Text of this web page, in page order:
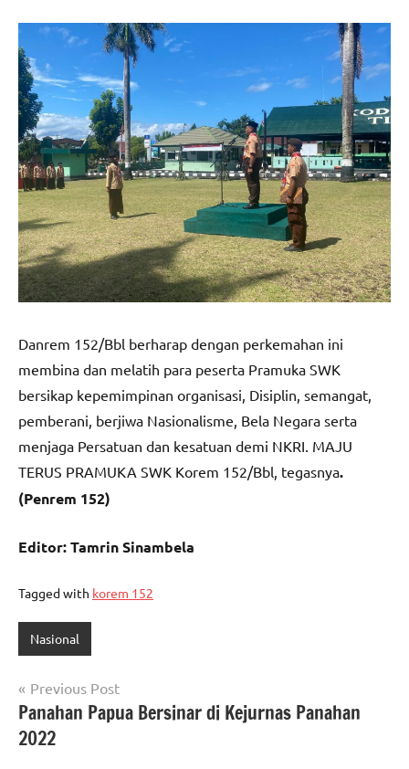
Danrem 152/Bbl berharap dengan perkemahan ini
membina dan melatih para peserta Pramuka SWK
bersikap kepemimpinan organisasi, Disiplin, semangat,
pemberani, berjiwa Nasionalisme, Bela Negara serta
menjaga Persatuan dan kesatuan demi NKRI. MAJU
TERUS PRAMUKA SWK Korem 152/Bbl, tegasnya.
(Penrem 152)
Editor: Tamrin Sinambela
Tagged with korem 152
Nasional
Navigasi
pos
Previous Post
Panahan Papua Bersinar di Kejurnas Panahan
2022